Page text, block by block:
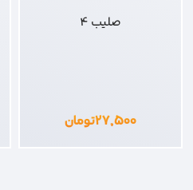
صلیب 4
۲۷,۵۰۰تومان